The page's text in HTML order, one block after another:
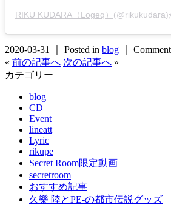
RIKU KUDARA（Logeq） (@rikukudara)
2020-03-31 ｜ Posted in blog
« 前の記事へ 次の記事へ »
カテゴリー
blog
CD
Event
lineatt
Lyric
rikupe
Secret Room限定動画
secretroom
おすすめ記事
久樂 陸とPE-の都市伝説グッズ